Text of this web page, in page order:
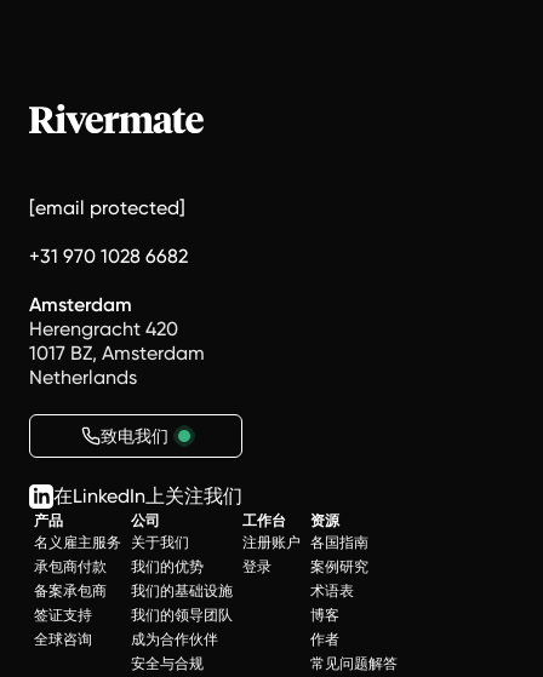
[email protected]
+31 970 1028 6682
Amsterdam
Herengracht 420
1017 BZ, Amsterdam
Netherlands
致电我们
在LinkedIn上关注我们
产品
名义雇主服务
承包商付款
备案承包商
签证支持
全球咨询
公司
关于我们
我们的优势
我们的基础设施
我们的领导团队
成为合作伙伴
安全与合规
工作台
注册账户
登录
资源
各国指南
案例研究
术语表
博客
作者
常见问题解答